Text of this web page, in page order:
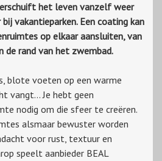
het leven vanzelf weer
vakantieparken. Een coating kan
op elkaar aansluiten, van
rand van het zwembad.
blote voeten op een warme
vangt... Je hebt geen
nodig om die sfeer te creëren.
alsmaar bewuster worden
voor rust, textuur en
speelt aanbieder BEAL